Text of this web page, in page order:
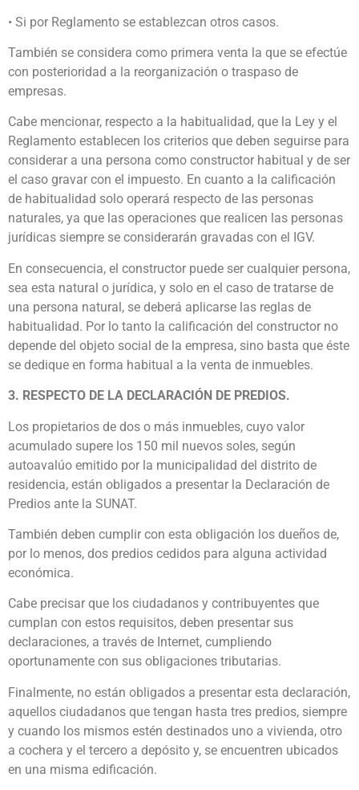
• Si por Reglamento se establezcan otros casos.
También se considera como primera venta la que se efectúe
con posterioridad a la reorganización o traspaso de
empresas.
Cabe mencionar, respecto a la habitualidad, que la Ley y el
Reglamento establecen los criterios que deben seguirse para
considerar a una persona como constructor habitual y de ser
el caso gravar con el impuesto. En cuanto a la calificación
de habitualidad solo operará respecto de las personas
naturales, ya que las operaciones que realicen las personas
jurídicas siempre se considerarán gravadas con el IGV.
En consecuencia, el constructor puede ser cualquier persona,
sea esta natural o jurídica, y solo en el caso de tratarse de
una persona natural, se deberá aplicarse las reglas de
habitualidad. Por lo tanto la calificación del constructor no
depende del objeto social de la empresa, sino basta que éste
se dedique en forma habitual a la venta de inmuebles.
3. RESPECTO DE LA DECLARACIÓN DE PREDIOS.
Los propietarios de dos o más inmuebles, cuyo valor
acumulado supere los 150 mil nuevos soles, según
autoavalúo emitido por la municipalidad del distrito de
residencia, están obligados a presentar la Declaración de
Predios ante la SUNAT.
También deben cumplir con esta obligación los dueños de,
por lo menos, dos predios cedidos para alguna actividad
económica.
Cabe precisar que los ciudadanos y contribuyentes que
cumplan con estos requisitos, deben presentar sus
declaraciones, a través de Internet, cumpliendo
oportunamente con sus obligaciones tributarias.
Finalmente, no están obligados a presentar esta declaración,
aquellos ciudadanos que tengan hasta tres predios, siempre
y cuando los mismos estén destinados uno a vivienda, otro
a cochera y el tercero a depósito y, se encuentren ubicados
en una misma edificación.